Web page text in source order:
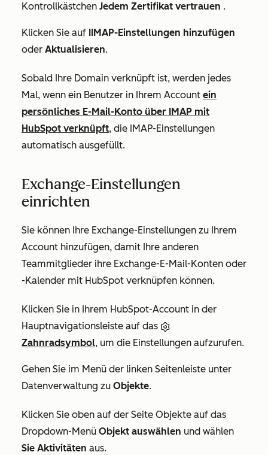
Kontrollkästchen Jedem Zertifikat vertrauen .
Klicken Sie auf
IIMAP-Einstellungen hinzufügen
oder Aktualisieren.
Sobald Ihre Domain verknüpft ist, werden jedes
Mal, wenn ein Benutzer in Ihrem Account ein
persönliches E-Mail-Konto über IMAP mit
HubSpot verknüpft, die IMAP-Einstellungen
automatisch ausgefüllt.
Exchange-Einstellungen
einrichten
Sie können Ihre Exchange-Einstellungen zu Ihrem
Account hinzufügen, damit Ihre anderen
Teammitglieder ihre Exchange-E-Mail-Konten oder
-Kalender mit HubSpot verknüpfen können.
Klicken Sie in Ihrem HubSpot-Account in der
Hauptnavigationsleiste auf das
Zahnradsymbol, um die Einstellungen aufzurufen.
Gehen Sie im Menü der linken Seitenleiste unter
Datenverwaltung zu Objekte.
Klicken Sie oben auf der Seite Objekte auf das
Dropdown-Menü Objekt auswählen und wählen
Sie Aktivitäten aus.